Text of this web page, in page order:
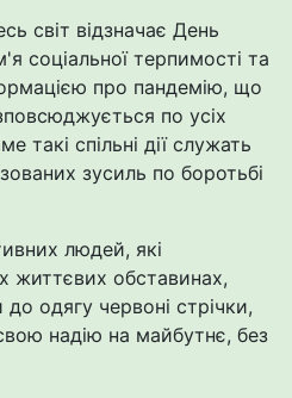
світ відзначає День
соціальної терпимості та
про пандемію, що
по усіх
такі спільні дії служать
зусиль по боротьбі
людей, які
життєвих обставинах,
одягу червоні стрічки,
надію на майбутнє, без